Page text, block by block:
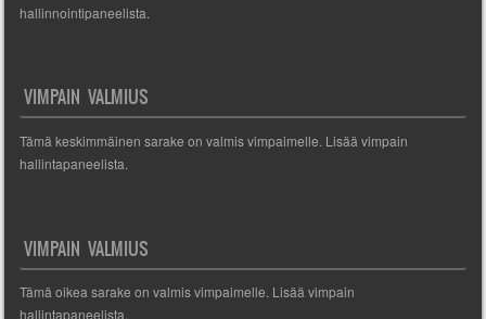
hallinnointipaneelista.
VIMPAIN VALMIUS
Tämä keskimmäinen sarake on valmis vimpaimelle. Lisää vimpain
hallintapaneelista.
VIMPAIN VALMIUS
Tämä oikea sarake on valmis vimpaimelle. Lisää vimpain
hallintapaneelista.